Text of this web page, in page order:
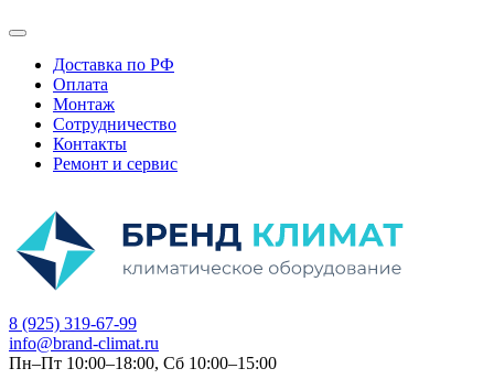
Доставка по РФ
Оплата
Монтаж
Сотрудничество
Контакты
Ремонт и сервис
8 (925) 319-67-99
info@brand-climat.ru
Пн–Пт 10:00–18:00, Сб 10:00–15:00